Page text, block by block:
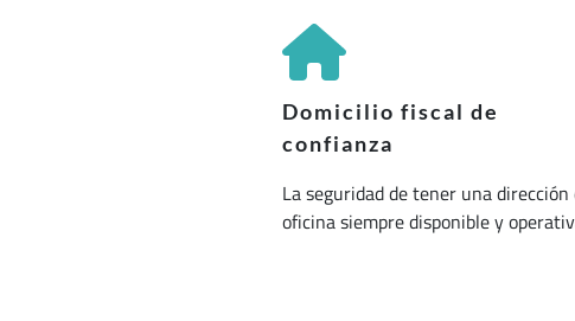
Domicilio fiscal de
confianza
La seguridad de tener una dirección
oficina siempre disponible y